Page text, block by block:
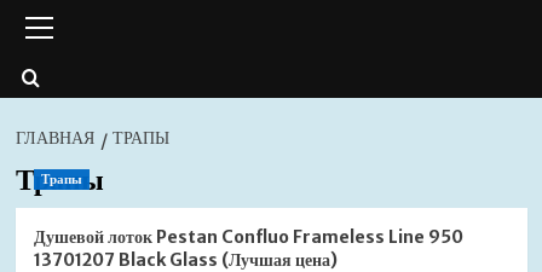
меню
ГЛАВНАЯ ТРАПЫ
Трапы
Трапы
Душевой лоток Pestan Confluo Frameless Line 950
13701207 Black Glass (Лучшая цена)